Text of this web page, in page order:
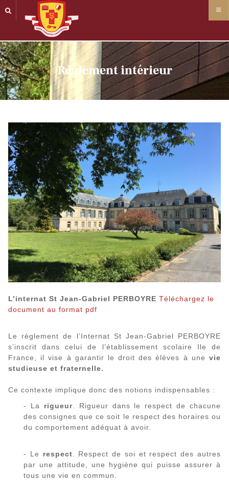
Règlement intérieur
L’internat St Jean-Gabriel PERBOYRE Téléchargez le
document au format pdf
Le règlement de l’Internat St Jean-Gabriel PERBOYRE
s’inscrit dans celui de l’établissement scolaire Ile de
France, il vise à garantir le droit des élèves à une vie
studieuse et fraternelle.
Ce contexte implique donc des notions indispensables :
- La
rigueur. Rigueur dans le respect de chacune
des consignes que ce soit le respect des horaires ou
du comportement adéquat à avoir.
- Le respect . Respect de soi et respect des autres
par une attitude, une hygiène qui puisse assurer à
tous une vie en commun.
Panneau de gestion des cookies